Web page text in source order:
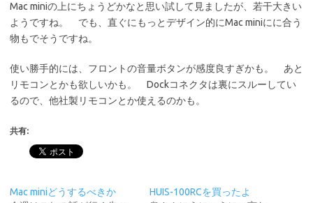
Mac miniの上にちょうどかなと思い試して見ましたが、若干大きい
ようですね。 でも、直ぐにもっとデザイン的にMac miniにに合う
物もでそうですね。
使い勝手的には、フロントの音量ボタンが感度良すぎかも。 あと
リモコンとかも欲しいかも。 Dockコネクタは裏にスルーしてい
るので、他社製リモコンとか使えるのかも。
共有:
Mac miniどうするべきか
HUIS-100RCを買ったよ